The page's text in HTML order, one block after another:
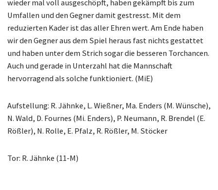
wieder mal voll ausgeschöpft, haben gekämpft bis zum
Umfallen und den Gegner damit gestresst. Mit dem
reduzierten Kader ist das aller Ehren wert. Am Ende haben
wir den Gegner aus dem Spiel heraus fast nichts gestattet
und haben unter dem Strich sogar die besseren Torchancen.
Auch und gerade in Unterzahl hat die Mannschaft
hervorragend als solche funktioniert. (MiE)
Aufstellung: R. Jähnke, L. Wießner, Ma. Enders (M. Wünsche),
N. Wald, D. Fournes (Mi. Enders), P. Neumann, R. Brendel (E.
Rößler), N. Rolle, E. Pfalz, R. Rößler, M. Stöcker
Tor: R. Jähnke (11-M)